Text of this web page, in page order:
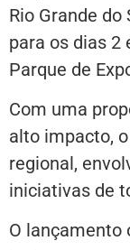
Rio Grande
para os dias 2
Parque de
Com uma
alto impacto,
regional,
iniciativas de
O lançamento